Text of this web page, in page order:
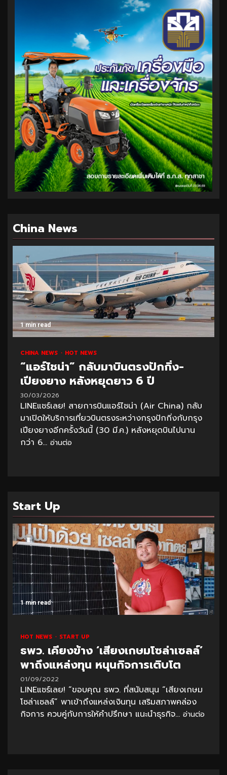
China News
1 min read
CHINA NEWS HOT NEWS
“แอร์ไชน่า” กลับมาบินตรงปักกิ่ง-
เปียงยาง หลังหยุดยาว 6 ปี
30/03/2026
LINEแชร์เลย! สายการบินแอร์ไชน่า (Air China) กลับ
มาเปิดให้บริการเที่ยวบินตรงระหว่างกรุงปักกิ่งกับกรุง
เปียงยางอีกครั้งวันนี้ (30 มี.ค.) หลังหยุดบินไปนาน
กว่า 6... อ่านต่อ
Start Up
1 min read
HOT NEWS START UP
ธพว. เคียงข้าง ‘เสียงเกษมโซล่าเซลล์’
พาถึงแหล่งทุน หนุนกิจการเติบโต
01/09/2022
LINEแชร์เลย! “ขอบคุณ ธพว. ที่สนับสนุน “เสียงเกษม
โซล่าเซลล์” พาเข้าถึงแหล่งเงินทุน เสริมสภาพคล่อง
กิจการ ควบคู่กับการให้คำปรึกษา แนะนำธุรกิจ... อ่านต่อ